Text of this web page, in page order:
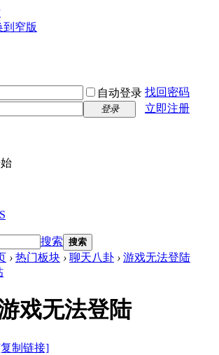
到窄版
自动登录 找回密码
登录 立即注册
搜索 搜索
› 热门板块 › 聊天八卦 › 游戏无法登陆
戏无法登陆
制链接]